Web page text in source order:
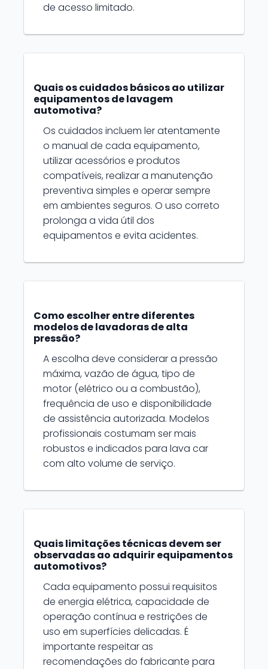
de acesso limitado.
Quais os cuidados básicos ao utilizar
equipamentos de lavagem
automotiva?
Os cuidados incluem ler atentamente
o manual de cada equipamento,
utilizar acessórios e produtos
compatíveis, realizar a manutenção
preventiva simples e operar sempre
em ambientes seguros. O uso correto
prolonga a vida útil dos
equipamentos e evita acidentes.
Como escolher entre diferentes
modelos de lavadoras de alta
pressão?
A escolha deve considerar a pressão
máxima, vazão de água, tipo de
motor (elétrico ou a combustão),
frequência de uso e disponibilidade
de assistência autorizada. Modelos
profissionais costumam ser mais
robustos e indicados para lava car
com alto volume de serviço.
Quais limitações técnicas devem ser
observadas ao adquirir equipamentos
automotivos?
Cada equipamento possui requisitos
de energia elétrica, capacidade de
operação contínua e restrições de
uso em superfícies delicadas. É
importante respeitar as
recomendações do fabricante para